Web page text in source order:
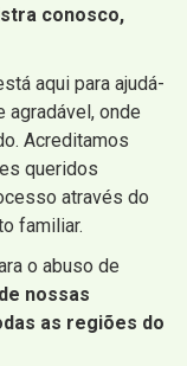
conosco,
aqui para ajudá-
agradável, onde
Acreditamos
queridos
através do
familiar.
o abuso de
nossas
as regiões do